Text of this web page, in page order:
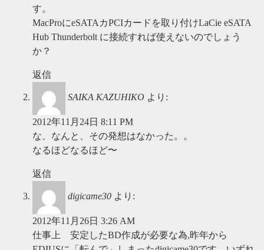
す。
MacProにeSATAカPCIカードを取り付けLaCie eSATA
Hub Thunderbolt に接続すれば使えないのでしょう
か？
返信
SAIKA KAZUHIKO より:
2012年11月24日 8:11 PM
な、なんと、その発想はなかった。。
なるほどなるほど〜
返信
digicame30 より:
2012年11月26日 3:26 AM
仕事上 安定したBD作成が必要な為,昨年から